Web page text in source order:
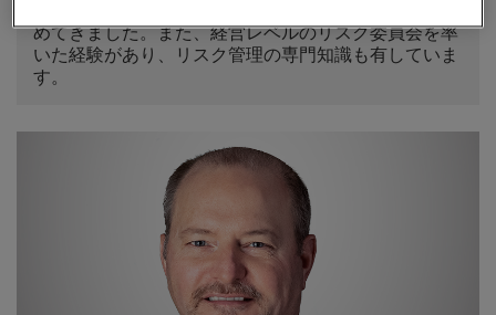
めてきました。また、経営レベルのリスク委員会を率
いた経験があり、リスク管理の専門知識も有していま
す。